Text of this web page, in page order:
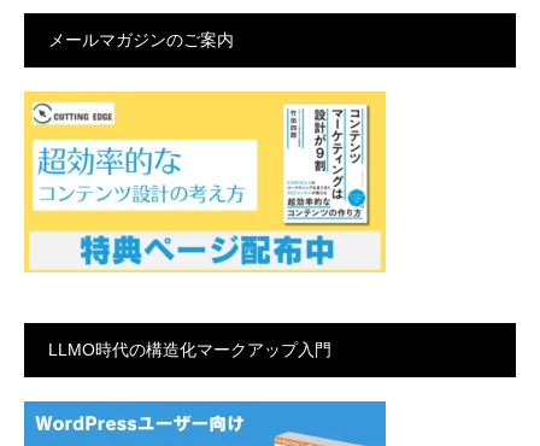
メールマガジンのご案内
LLMO時代の構造化マークアップ入門